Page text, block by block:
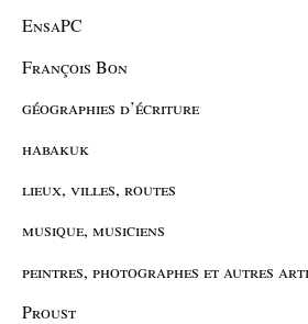
EnsaPC
François Bon
géographies d’écriture
habakuk
lieux, villes, routes
musique, musiciens
peintres, photographes et autres
Proust